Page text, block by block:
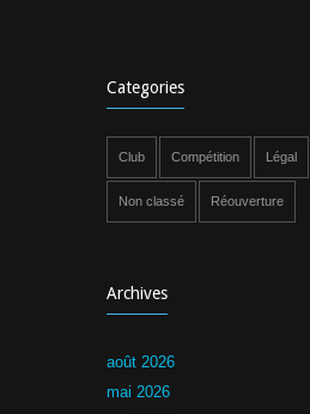
Categories
Club Compétition Légal
Non classé Réouverture
Archives
août 2026
mai 2026